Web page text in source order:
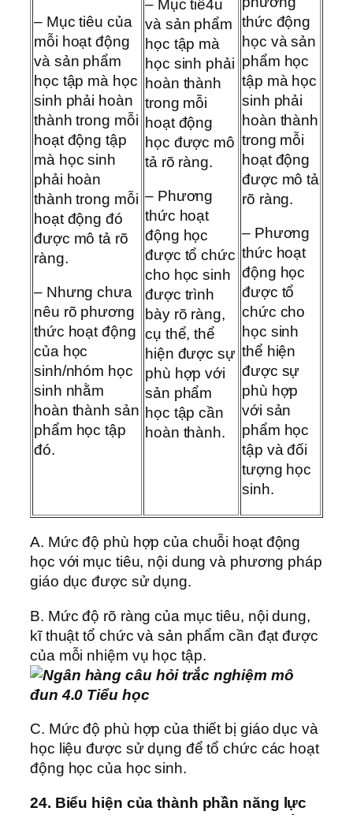
– Mục tiêu của
mỗi hoạt động
và sản phẩm
học tập mà học
sinh phải hoàn
thành trong mỗi
hoạt động tập
mà học sinh
phải hoàn
thành trong mỗi
hoạt động đó
được mô tả rõ
ràng.
– Nhưng chưa
nêu rõ phương
thức hoạt động
của học
sinh/nhóm học
sinh nhằm
hoàn thành sản
phẩm học tập
đó.
– Mục tiê4u
và sản phẩm
học tập mà
học sinh phải
hoàn thành
trong mỗi
hoạt động
học được mô
tả rõ ràng.
– Phương
thức hoạt
động học
được tổ chức
cho học sinh
được trình
bày rõ ràng,
cụ thể, thể
hiện được sự
phù hợp với
sản phẩm
học tập cần
hoàn thành.
thức động
học và sản
phẩm học
tập mà học
sinh phải
hoàn thành
trong mỗi
hoạt động
được mô tả
rõ ràng.
– Phương
thức hoạt
động học
được tổ
chức cho
học sinh
thể hiện
được sự
phù hợp
với sản
phẩm học
tập và đối
tượng học
sinh.
A. Mức độ phù hợp của chuỗi hoạt động
học với mục tiêu, nội dung và phương pháp
giáo dục được sử dụng.
B. Mức độ rõ ràng của mục tiêu, nội dung,
kĩ thuật tổ chức và sản phẩm cần đạt được
của mỗi nhiệm vụ học tập.
C. Mức độ phù hợp của thiết bị giáo dục và
học liệu được sử dụng để tổ chức các hoạt
động học của học sinh.
24. Biểu hiện của thành phần năng lực